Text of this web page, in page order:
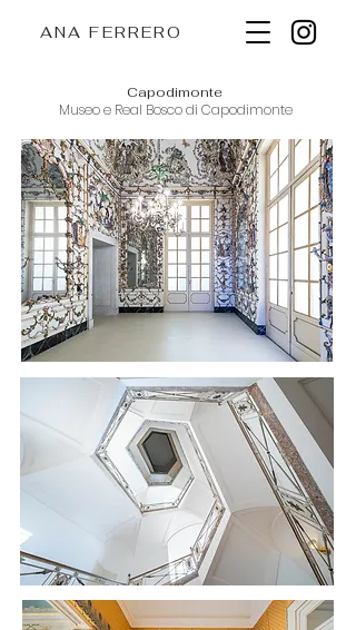
ANA FERRERO
Capodimonte
Museo e Real Bosco di Capodimonte